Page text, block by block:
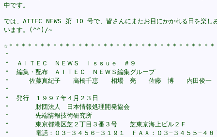
中です。
では、AITEC NEWS 第 10 号で、皆さんにまたお目にかかれる日を楽し
います。(^^)/~
☆＊＊＊＊＊＊＊＊＊＊＊＊＊＊＊＊＊＊＊＊＊＊＊＊＊＊＊＊＊＊＊＊
＊　　　　　　　　　　　　　　　　　　　　　　　　　　　　　　　　
＊　ＡＩＴＥＣ　ＮＥＷＳ　Ｉｓｓｕｅ　＃９　　　　　　　　　　　　
＊　編集・配布　ＡＩＴＥＣ　ＮＥＷＳ編集グループ　　　　　　　　　
＊　　　佐藤真紀子　　高橋千恵　　相場　亮　　佐藤　博　　内田俊一
＊　　　　　　　　　　　　　　　　　　　　　　　　　　　　　　　　
＊　発行　１９９７年４月２３日　　　　　　　　　　　　　　　　　　
＊　　　　財団法人　日本情報処理開発協会　　　　　　　　　　　　　
＊　　　　先端情報技術研究所　　　　　　　　　　　　　　　　　　　
＊　　　　東京都港区芝２丁目３番３号　　芝東京海上ビル２Ｆ　　　　
＊　　　　電話：０３−３４５６−３１９１　ＦＡＸ：０３−３４５５−４８